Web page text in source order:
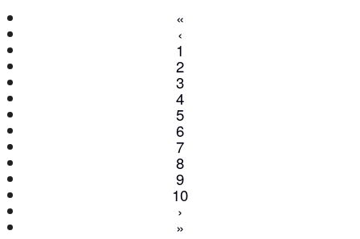
«
‹
1
2
3(current)
4
5
6
7
8
9
10
›
»